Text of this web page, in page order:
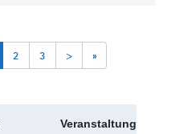
2 3 > »
Veranstaltungskürzel